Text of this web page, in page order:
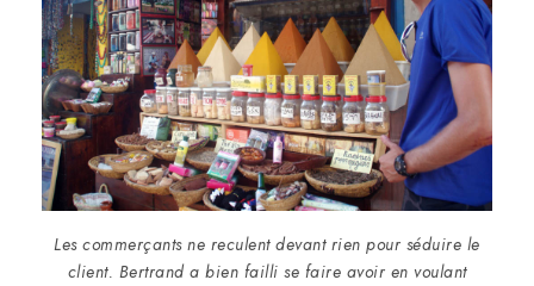
Les commerçants ne reculent devant rien pour séduire le
client. Bertrand a bien failli se faire avoir en voulant